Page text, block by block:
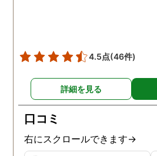
ケアもしてもらったり色々
とお世話になりました！
4.5点(46件)
詳細を見る
口コミ
右にスクロールできます→